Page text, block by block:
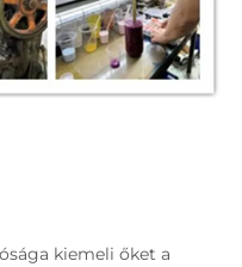
kiemeli őket a